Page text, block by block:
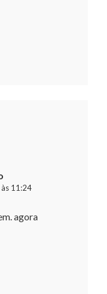
11:24
agora